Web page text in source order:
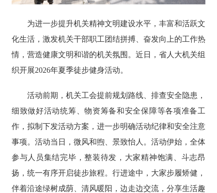
为进一步提升机关精神文明建设水平，丰富和活跃文
化生活，激发机关干部职工团结拼搏、奋发向上的工作热
情，营造健康文明和谐的机关氛围。近日，省人大机关组
织开展2026年夏季徒步健身活动。
活动前期，机关工会提前规划路线、排查安全隐患，
细致做好活动统筹、物资筹备和安全保障等各项准备工
作，拟制下发活动方案，进一步明确活动纪律和安全注意
事项。活动当日，微风和煦、景致怡人。活动伊始，全体
参与人员集结完毕，整装待发，大家精神饱满、斗志昂
扬，统一有序开启徒步旅程。行进途中，大家步履矫健，
伴着沿途绿树成荫、清风暖阳，边走边交流，分享生活趣